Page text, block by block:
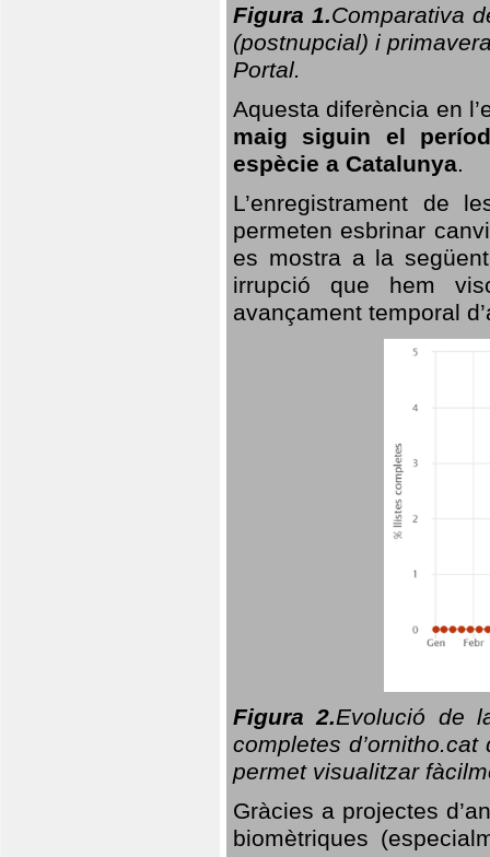
Figura 1.Comparativa
(postnupcial) i
Portal.
Aquesta diferència en
maig siguin el
espècie a Catalunya.
L’enregistrament de
permeten esbrinar
es mostra a la
irrupció que hem
avançament temporal
Figura 2.Evolució de
completes
permet visualitzar
Gràcies a projectes
biomètriques